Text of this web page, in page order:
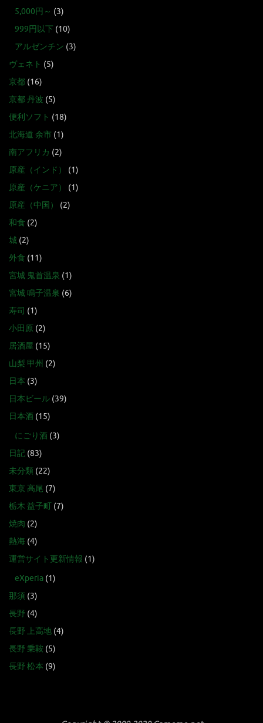
5,000円～ (3)
999円以下 (10)
アルゼンチン (3)
ヴェネト (5)
京都 (16)
京都 丹波 (5)
便利ソフト (18)
北海道 余市 (1)
南アフリカ (2)
原産（インド）
(1)
原産（ケニア）
(1)
原産（中国）
(2)
和食 (2)
城 (2)
外食 (11)
宮城 鬼首温泉 (1)
宮城 鳴子温泉 (6)
寿司 (1)
小田原 (2)
居酒屋 (15)
山梨 甲州 (2)
日本 (3)
日本ビール (39)
日本酒 (15)
にごり酒 (3)
日記 (83)
未分類 (22)
東京 高尾 (7)
栃木 益子町 (7)
焼肉 (2)
熱海 (4)
運営サイト更新情報 (1)
eXperia (1)
那須 (3)
長野 (4)
長野 上高地 (4)
長野 乗鞍 (5)
長野 松本 (9)